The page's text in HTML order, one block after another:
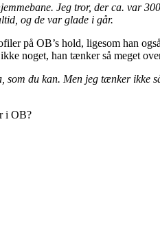
Jeg tror, der ca. var
og de var glade i går.
på OB’s hold, ligesom han
noget, han tænker så meget
du kan. Men jeg tænker ikke
i OB?